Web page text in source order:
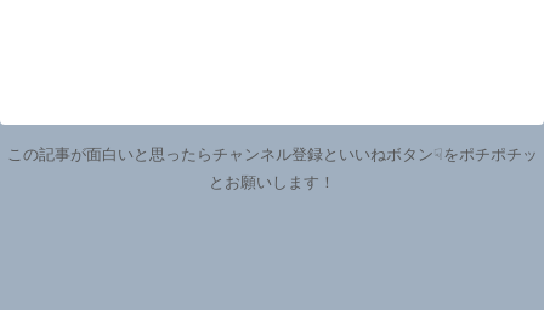
この記事が面白いと思ったらチャンネル登録といいねボタン☟をポチポチッ
とお願いします！